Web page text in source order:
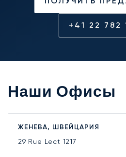
+41 22 782
Наши Офисы
ЖЕНЕВА, ШВЕЙЦАРИЯ
29 Rue Lect 1217